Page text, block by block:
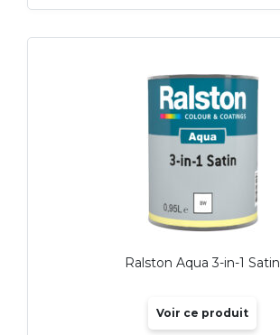
Ralston Aqua 3-in-1 Satin
Voir ce produit